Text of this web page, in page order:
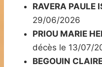
RAVERA PAULE
29/06/2026
PRIOU MARIE
décès le 13/07/
BEGOUIN